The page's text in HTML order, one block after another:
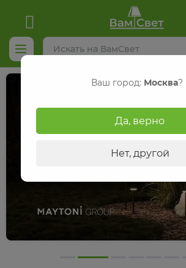
Ваш город: Москва?
Да, верно
Нет, другой